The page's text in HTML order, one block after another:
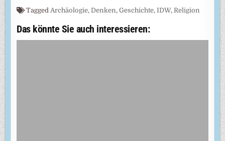
Tagged Archäologie, Denken,Geschichte,IDW, Religion
Das könnte Sie auch interessieren: